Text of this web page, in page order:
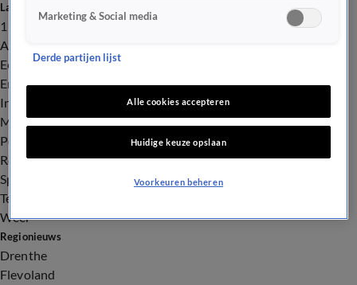
Laatste nieuws
112
Advies & Tips
Economie
Entertainment
Infrastructuur
Milieu en Gezondheid
Politiek
Royalty
Sport
Tech
Weer
Regionieuws
Drenthe
Flevoland
Marketing & Social media
Derde partijen lijst
Alle cookies accepteren
Huidige keuze opslaan
Voorkeuren beheren